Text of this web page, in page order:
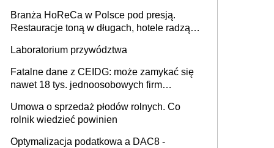
Branża HoReCa w Polsce pod presją.
Restauracje toną w długach, hotele radzą
Laboratorium przywództwa
Fatalne dane z CEIDG: może zamykać się
nawet 18 tys. jednoosobowych firm
Umowa o sprzedaż płodów rolnych. Co
rolnik wiedzieć powinien
Optymalizacja podatkowa a DAC8 -